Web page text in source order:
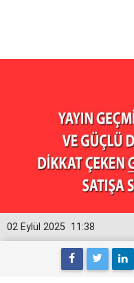
11:38
02 Eylül 2025